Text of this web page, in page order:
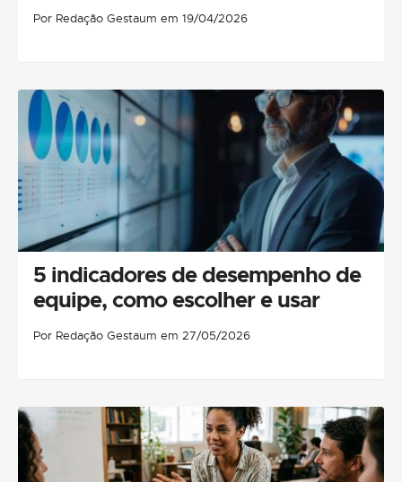
Por Redação Gestaum em 19/04/2026
5 indicadores de desempenho de
equipe, como escolher e usar
Por Redação Gestaum em 27/05/2026